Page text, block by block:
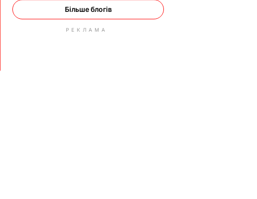
Більше блогів
РЕКЛАМА